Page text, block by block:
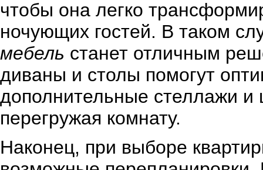
чтобы она легко
ночующих гостей. В таком
мебель станет отличным
диваны и столы помогут
дополнительные стеллажи
перегружая комнату.
Наконец, при выборе